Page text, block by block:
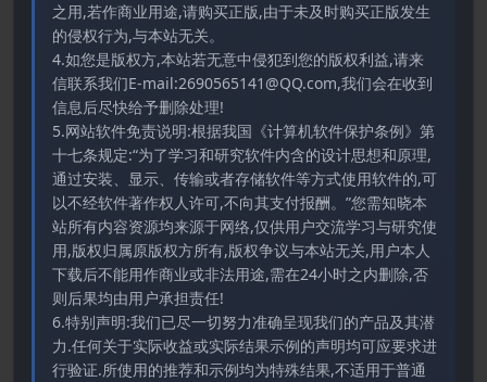
之用,若作商业用途,请购买正版,由于未及时购买正版发生
的侵权行为,与本站无关。
4.如您是版权方,本站若无意中侵犯到您的版权利益,请来
信联系我们E-mail:2690565141@QQ.com,我们会在收到
信息后尽快给予删除处理!
5.网站软件免责说明:根据我国《计算机软件保护条例》第
十七条规定:“为了学习和研究软件内含的设计思想和原理,
通过安装、显示、传输或者存储软件等方式使用软件的,可
以不经软件著作权人许可,不向其支付报酬。”您需知晓本
站所有内容资源均来源于网络,仅供用户交流学习与研究使
用,版权归属原版权方所有,版权争议与本站无关,用户本人
下载后不能用作商业或非法用途,需在24小时之内删除,否
则后果均由用户承担责任!
6.特别声明:我们已尽一切努力准确呈现我们的产品及其潜
力.任何关于实际收益或实际结果示例的声明均可应要求进
行验证.所使用的推荐和示例均为特殊结果,不适用于普通